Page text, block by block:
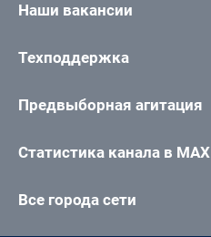
Наши вакансии
Техподдержка
Предвыборная агитация
Статистика канала в MAX
Все города сети